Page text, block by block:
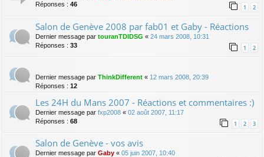
Réponses : 46 1 2
Salon de Genève 2008 par fab01 et Gaby - Réactions
Dernier message par touranTDIDSG « 24 mars 2008, 10:31
Réponses : 33 1 2
Dernier message par ThinkDifferent « 12 mars 2008, 20:39
Réponses : 12
Les 24H du Mans 2007 - Réactions et commentaires :)
Dernier message par fxp2008 « 02 août 2007, 11:17
Réponses : 68 1 2 3
Salon de Genève - vos avis
Dernier message par Gaby « 05 juin 2007, 10:40